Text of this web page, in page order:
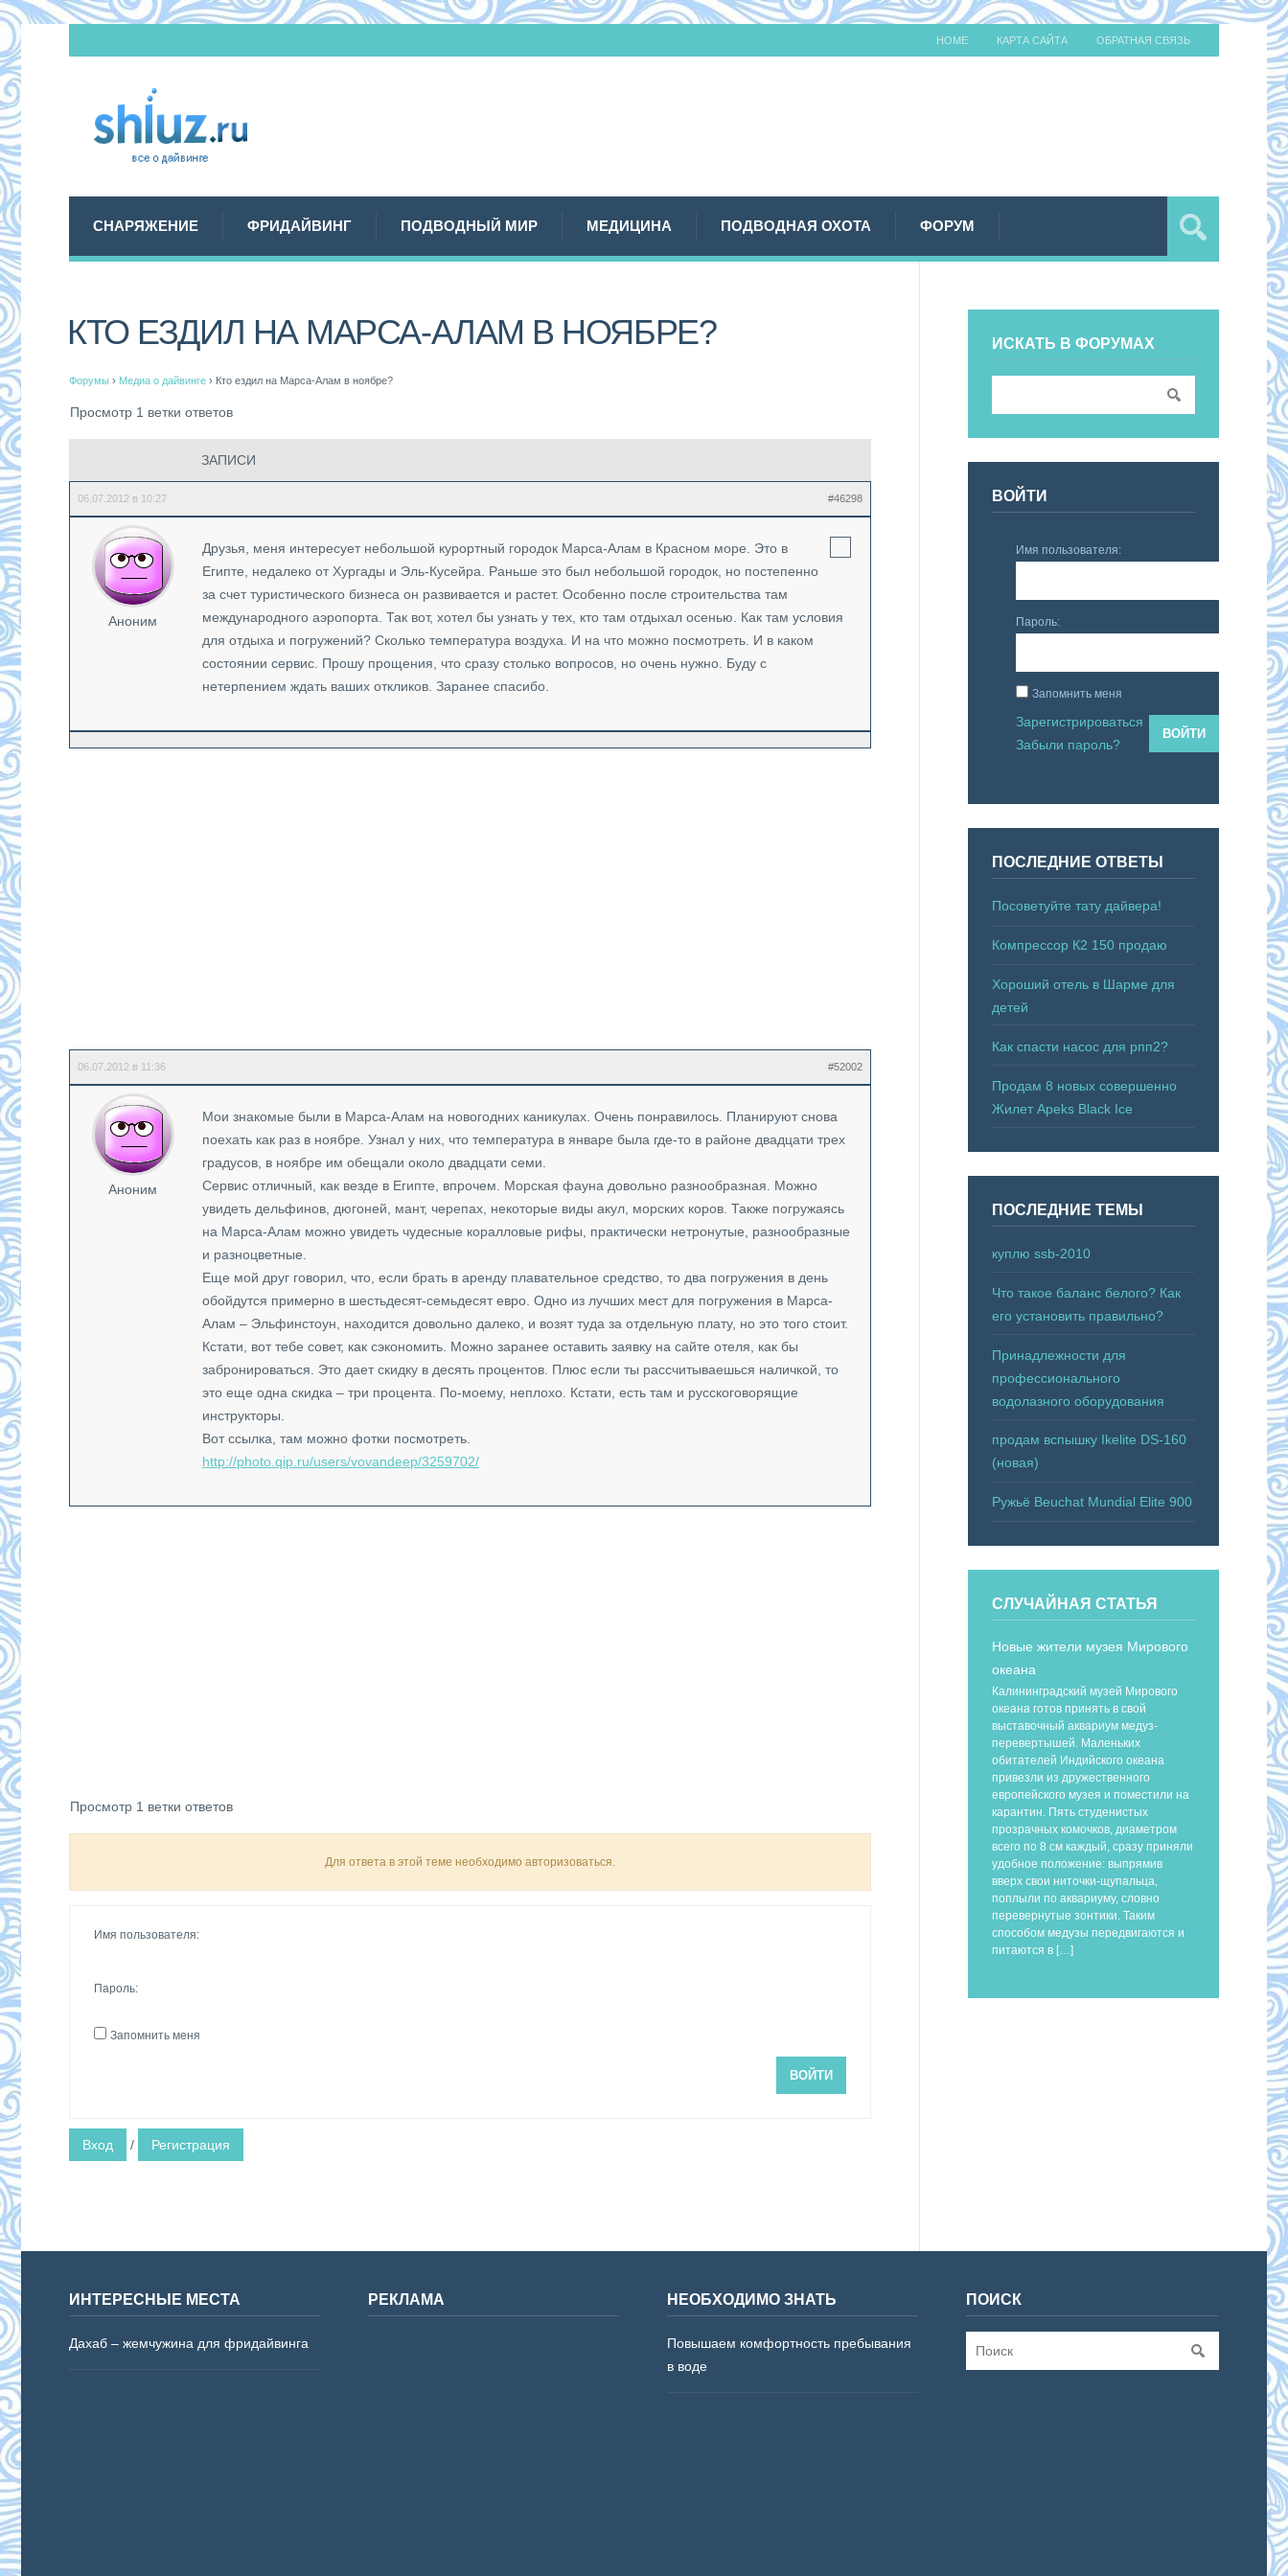
HOME КАРТА САЙТА ОБРАТНАЯ СВЯЗЬ
СНАРЯЖЕНИЕ ФРИДАЙВИНГ ПОДВОДНЫЙ МИР МЕДИЦИНА ПОДВОДНАЯ ОХОТА ФОРУМ
КТО ЕЗДИЛ НА МАРСА-АЛАМ В НОЯБРЕ?
Форумы › Медиа о дайвинге › Кто ездил на Марса-Алам в ноябре?
Просмотр 1 ветки ответов
ЗАПИСИ
06.07.2012 в 10:27 #46298
Аноним
Друзья, меня интересует небольшой курортный городок Марса-Алам в Красном море. Это в
Египте, недалеко от Хургады и Эль-Кусейра. Раньше это был небольшой городок, но постепенно
за счет туристического бизнеса он развивается и растет. Особенно после строительства там
международного аэропорта. Так вот, хотел бы узнать у тех, кто там отдыхал осенью. Как там условия
для отдыха и погружений? Сколько температура воздуха. И на что можно посмотреть. И в каком
состоянии сервис. Прошу прощения, что сразу столько вопросов, но очень нужно. Буду с
нетерпением ждать ваших откликов. Заранее спасибо.
06.07.2012 в 11:36 #52002
Аноним
Мои знакомые были в Марса-Алам на новогодних каникулах. Очень понравилось. Планируют снова
поехать как раз в ноябре. Узнал у них, что температура в январе была где-то в районе двадцати трех
градусов, в ноябре им обещали около двадцати семи.
Сервис отличный, как везде в Египте, впрочем. Морская фауна довольно разнообразная. Можно
увидеть дельфинов, дюгоней, мант, черепах, некоторые виды акул, морских коров. Также погружаясь
на Марса-Алам можно увидеть чудесные коралловые рифы, практически нетронутые, разнообразные
и разноцветные.
Еще мой друг говорил, что, если брать в аренду плавательное средство, то два погружения в день
обойдутся примерно в шестьдесят-семьдесят евро. Одно из лучших мест для погружения в Марса-
Алам – Эльфинстоун, находится довольно далеко, и возят туда за отдельную плату, но это того стоит.
Кстати, вот тебе совет, как сэкономить. Можно заранее оставить заявку на сайте отеля, как бы
забронироваться. Это дает скидку в десять процентов. Плюс если ты рассчитываешься наличкой, то
это еще одна скидка – три процента. По-моему, неплохо. Кстати, есть там и русскоговорящие
инструкторы.
Вот ссылка, там можно фотки посмотреть.
http://photo.qip.ru/users/vovandeep/3259702/
Просмотр 1 ветки ответов
Для ответа в этой теме необходимо авторизоваться.
Имя пользователя:
Пароль:
Запомнить меня
ВОЙТИ
Вход / Регистрация
ИСКАТЬ В ФОРУМАХ
ВОЙТИ
Имя пользователя:
Пароль:
Запомнить меня
ВОЙТИ
Зарегистрироваться
Забыли пароль?
ПОСЛЕДНИЕ ОТВЕТЫ
Посоветуйте тату дайвера!
Компрессор К2 150 продаю
Хороший отель в Шарме для
детей
Как спасти насос для рпп2?
Продам 8 новых совершенно
Жилет Apeks Black Ice
ПОСЛЕДНИЕ ТЕМЫ
куплю ssb-2010
Что такое баланс белого? Как
его установить правильно?
Принадлежности для
профессионального
водолазного оборудования
продам вспышку Ikelite DS-160
(новая)
Ружьё Beuchat Mundial Elite 900
СЛУЧАЙНАЯ СТАТЬЯ
Новые жители музея Мирового
океана
Калининградский музей Мирового
океана готов принять в свой
выставочный аквариум медуз-
перевертышей. Маленьких
обитателей Индийского океана
привезли из дружественного
европейского музея и поместили на
карантин. Пять студенистых
прозрачных комочков, диаметром
всего по 8 см каждый, сразу приняли
удобное положение: выпрямив
вверх свои ниточки-щупальца,
поплыли по аквариуму, словно
перевернутые зонтики. Таким
способом медузы передвигаются и
питаются в […]
ИНТЕРЕСНЫЕ МЕСТА
Дахаб – жемчужина для фридайвинга
РЕКЛАМА НЕОБХОДИМО ЗНАТЬ
Повышаем комфортность пребывания
в воде
ПОИСК